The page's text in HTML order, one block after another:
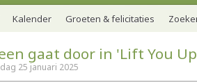
Kalender Groeten & felicitaties
gaat door in 'Lift You
25 januari 2025